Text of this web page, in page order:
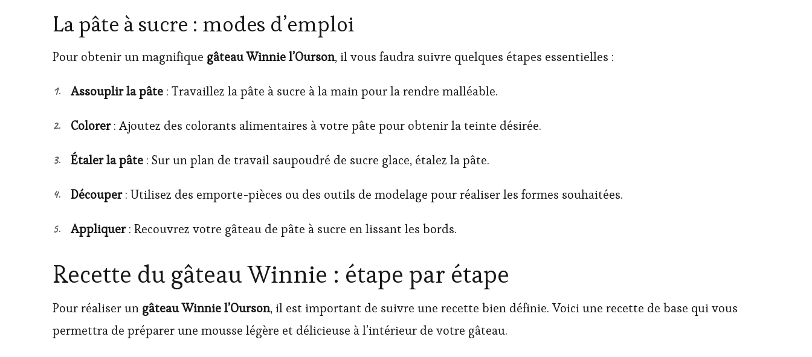
La pâte à sucre : modes d’emploi
Pour obtenir un magnifique gâteau Winnie l’Ourson, il vous faudra suivre quelques étapes essentielles :
Assouplir la pâte : Travaillez la pâte à sucre à la main pour la rendre malléable.
Colorer: Ajoutez des colorants alimentaires à votre pâte pour obtenir la teinte désirée.
Étaler la pâte : Sur un plan de travail saupoudré de sucre glace, étalez la pâte.
Découper: Utilisez des emporte-pièces ou des outils de modelage pour réaliser les formes souhaitées.
Appliquer: Recouvrez votre gâteau de pâte à sucre en lissant les bords.
Recette du gâteau Winnie : étape par étape
Pour réaliser un gâteau Winnie l’Ourson, il est important de suivre une recette bien définie. Voici une recette de base qui vous
permettra de préparer une mousse légère et délicieuse à l’intérieur de votre gâteau.